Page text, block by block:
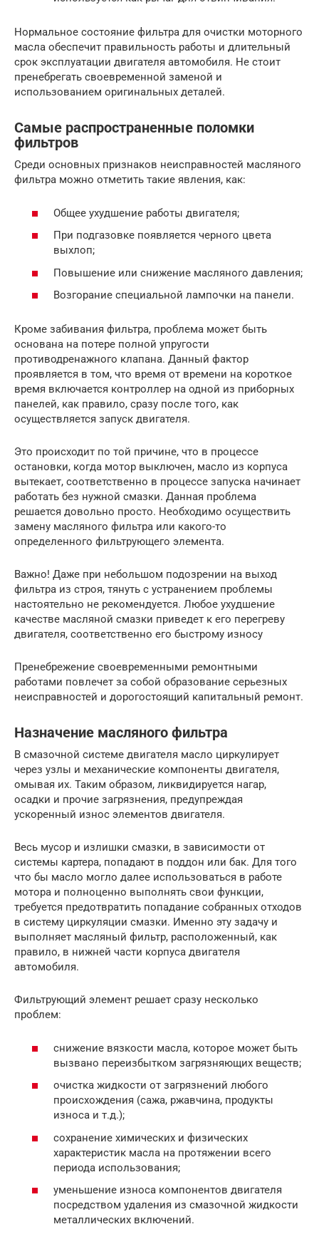
Нормальное состояние фильтра для очистки моторного
масла обеспечит правильность работы и длительный
срок эксплуатации двигателя автомобиля. Не стоит
пренебрегать своевременной заменой и
использованием оригинальных деталей.
Самые распространенные поломки
фильтров
Среди основных признаков неисправностей масляного
фильтра можно отметить такие явления, как:
Общее ухудшение работы двигателя;
При подгазовке появляется черного цвета
выхлоп;
Повышение или снижение масляного давления;
Возгорание специальной лампочки на панели.
Кроме забивания фильтра, проблема может быть
основана на потере полной упругости
противодренажного клапана. Данный фактор
проявляется в том, что время от времени на короткое
время включается контроллер на одной из приборных
панелей, как правило, сразу после того, как
осуществляется запуск двигателя.
Это происходит по той причине, что в процессе
остановки, когда мотор выключен, масло из корпуса
вытекает, соответственно в процессе запуска начинает
работать без нужной смазки. Данная проблема
решается довольно просто. Необходимо осуществить
замену масляного фильтра или какого-то
определенного фильтрующего элемента.
Важно! Даже при небольшом подозрении на выход
фильтра из строя, тянуть с устранением проблемы
настоятельно не рекомендуется. Любое ухудшение
качестве масляной смазки приведет к его перегреву
двигателя, соответственно его быстрому износу
Пренебрежение своевременными ремонтными
работами повлечет за собой образование серьезных
неисправностей и дорогостоящий капитальный ремонт.
Назначение масляного фильтра
В смазочной системе двигателя масло циркулирует
через узлы и механические компоненты двигателя,
омывая их. Таким образом, ликвидируется нагар,
осадки и прочие загрязнения, предупреждая
ускоренный износ элементов двигателя.
Весь мусор и излишки смазки, в зависимости от
системы картера, попадают в поддон или бак. Для того
что бы масло могло далее использоваться в работе
мотора и полноценно выполнять свои функции,
требуется предотвратить попадание собранных отходов
в систему циркуляции смазки. Именно эту задачу и
выполняет масляный фильтр, расположенный, как
правило, в нижней части корпуса двигателя
автомобиля.
Фильтрующий элемент решает сразу несколько
проблем:
снижение вязкости масла, которое может быть
вызвано переизбытком загрязняющих веществ;
очистка жидкости от загрязнений любого
происхождения (сажа, ржавчина, продукты
износа и т.д.);
сохранение химических и физических
характеристик масла на протяжении всего
периода использования;
уменьшение износа компонентов двигателя
посредством удаления из смазочной жидкости
металлических включений.